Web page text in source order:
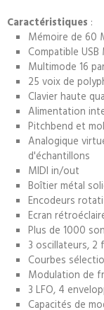
Caractéristiques :
Mémoire de 60
Compatible
Multimode 16
25 voix de
Clavier haute
Alimentation
Pitchbend et
Analogique
d'échantillons
MIDI in/out
Boîtier métal
Encodeurs
Ecran
Plus de 1000
3 oscillateurs, 2
Courbes
Modulation de
3 LFO, 4
Capacités de